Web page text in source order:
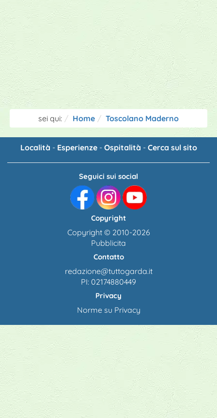
sei qui: Home Toscolano Maderno
Località - Esperienze- Ospitalità - Cerca sul sito
Seguici sui social
Copyright
Copyright © 2010-2026
Pubblicita
Contatto
redazione@tuttogarda.it
PI: 02174880449
Privacy
Norme su Privacy